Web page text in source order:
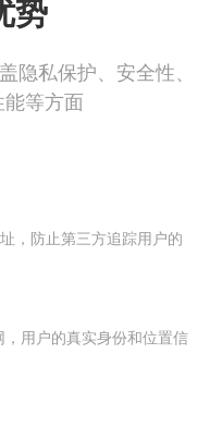
势
隐私保护、安全性、
等方面
，防止第三方追踪用户的
用户的真实身份和位置信